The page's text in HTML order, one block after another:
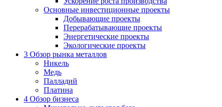
Основные инвестиционные проекты
Добывающие проекты
Перерабатывающие проекты
Энергетические проекты
Экологические проекты
3 Обзор рынка металлов
Никель
Медь
Палладий
Платина
4 Обзор бизнеса